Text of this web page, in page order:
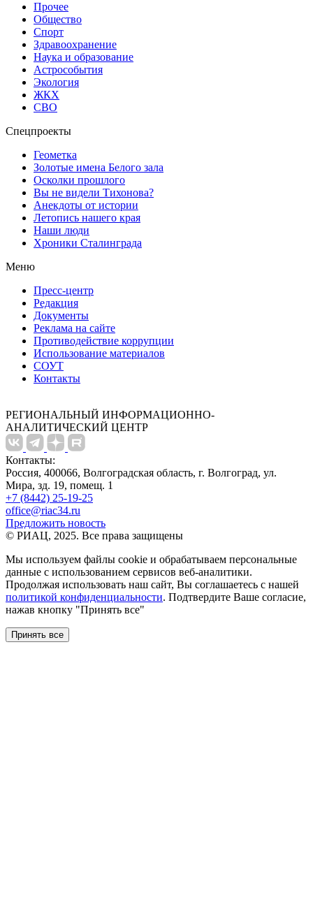
Прочее
Общество
Спорт
Здравоохранение
Наука и образование
Астрособытия
Экология
ЖКХ
СВО
Спецпроекты
Геометка
Золотые имена Белого зала
Осколки прошлого
Вы не видели Тихонова?
Анекдоты от истории
Летопись нашего края
Наши люди
Хроники Сталинграда
Меню
Пресс-центр
Редакция
Документы
Реклама на сайте
Противодействие коррупции
Использование материалов
СОУТ
Контакты
РЕГИОНАЛЬНЫЙ ИНФОРМАЦИОННО-
АНАЛИТИЧЕСКИЙ ЦЕНТР
Контакты:
Россия, 400066, Волгоградская область, г. Волгоград, ул.
Мира, зд. 19, помещ. 1
+7 (8442) 25-19-25
office@riac34.ru
Предложить новость
© РИАЦ, 2025. Все права защищены
Мы используем файлы сookie и обрабатываем персональные
данные с использованием сервисов веб-аналитики.
Продолжая использовать наш сайт, Вы соглашаетесь с нашей
политикой конфиденциальности. Подтвердите Ваше согласие,
нажав кнопку "Принять все"
Принять все